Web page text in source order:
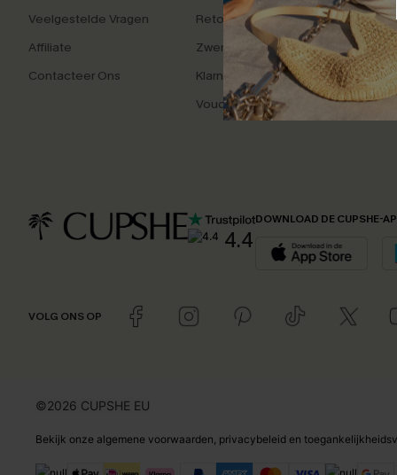
Veelgestelde Vragen
Affiliate
Contacteer Ons
Retourneer Beginnen
Zwem Fit Oplossing
Klarna
Vouchers & Promoties
Zacht
4.4
DOWNLOAD DE CUPSHE-
VOLG ONS OP
©2026 CUPSHE EU
Bekijk onze algemene voorwaarden privacybeleid en